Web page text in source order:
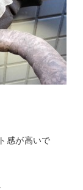
感が高いで